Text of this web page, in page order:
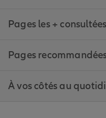
Pages les + consultées
Pages
À vos côtés au